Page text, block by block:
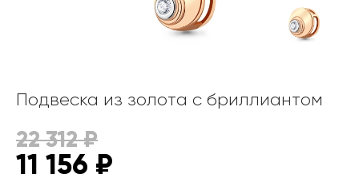
Подвеска из золота с бриллиантом
22 312₽
11 156 ₽